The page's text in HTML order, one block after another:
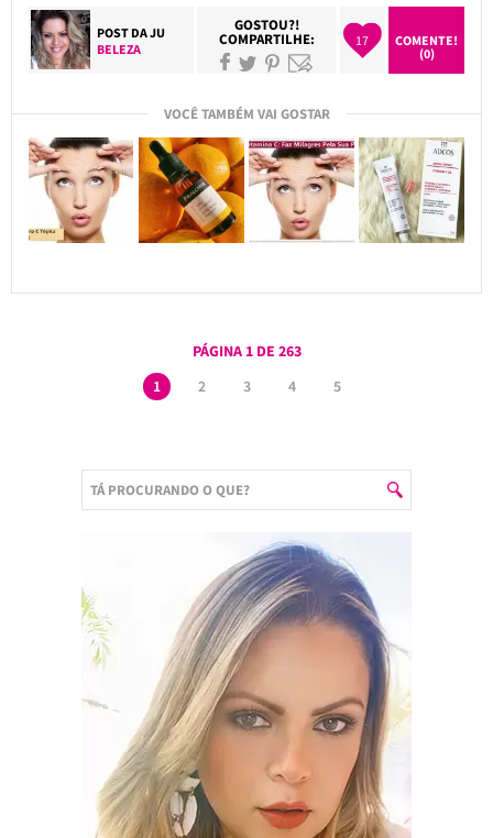
POST DAJU
BELEZA
GOSTOU?!
COMPARTILHE: 17
COMENTE!
(0)
VOCÊ TAMBÉM VAI GOSTAR
PÁGINA 1 DE 263
1
2 3 4 5